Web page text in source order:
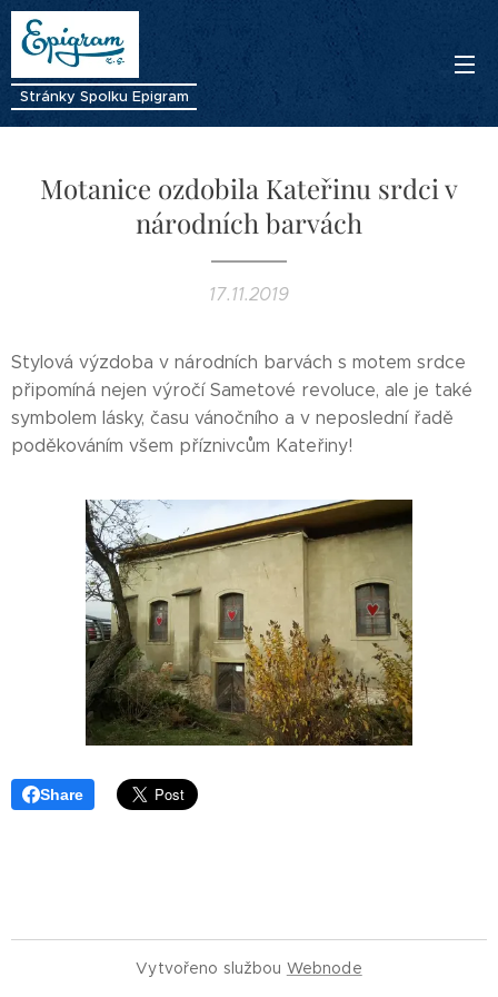
Stránky Spolku Epigram
Motanice ozdobila Kateřinu srdci v
národních barvách
17.11.2019
Stylová výzdoba v národních barvách s motem srdce
připomíná nejen výročí Sametové revoluce, ale je také
symbolem lásky, času vánočního a v neposlední řadě
poděkováním všem příznivcům Kateřiny!
Share
Vytvořeno službou Webnode